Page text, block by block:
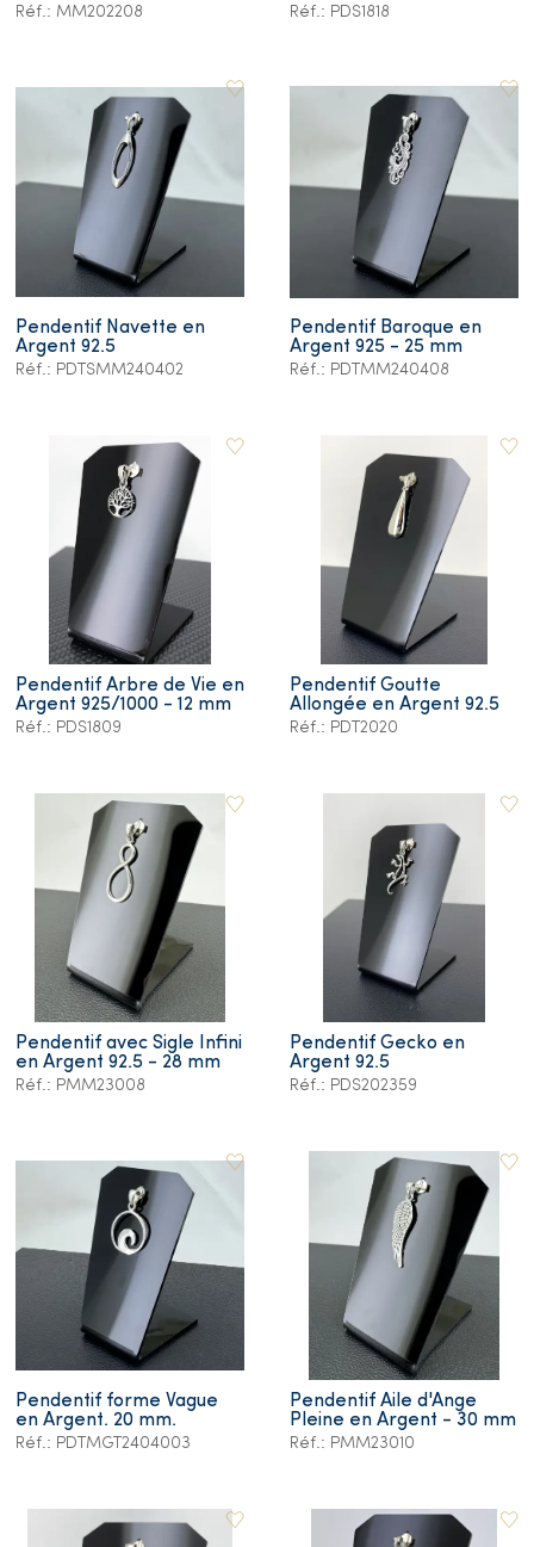
Réf.: MM202208 Réf.: PDS1818
Pendentif Navette en
Argent 92.5
Réf.: PDTSMM240402
Pendentif Baroque en
Argent 925 - 25 mm
Réf.: PDTMM240408
Pendentif Arbre de Vie en
Argent 925/1000 - 12 mm
Réf.: PDS1809
Pendentif Goutte
Allongée en Argent 92.5
Réf.: PDT2020
Pendentif avec Sigle Infini
en Argent 92.5 - 28 mm
Réf.: PMM23008
Pendentif Gecko en
Argent 92.5
Réf.: PDS202359
Pendentif forme Vague
en Argent. 20 mm.
Réf.: PDTMGT2404003
Pendentif Aile d'Ange
Pleine en Argent - 30 mm
Réf.: PMM23010